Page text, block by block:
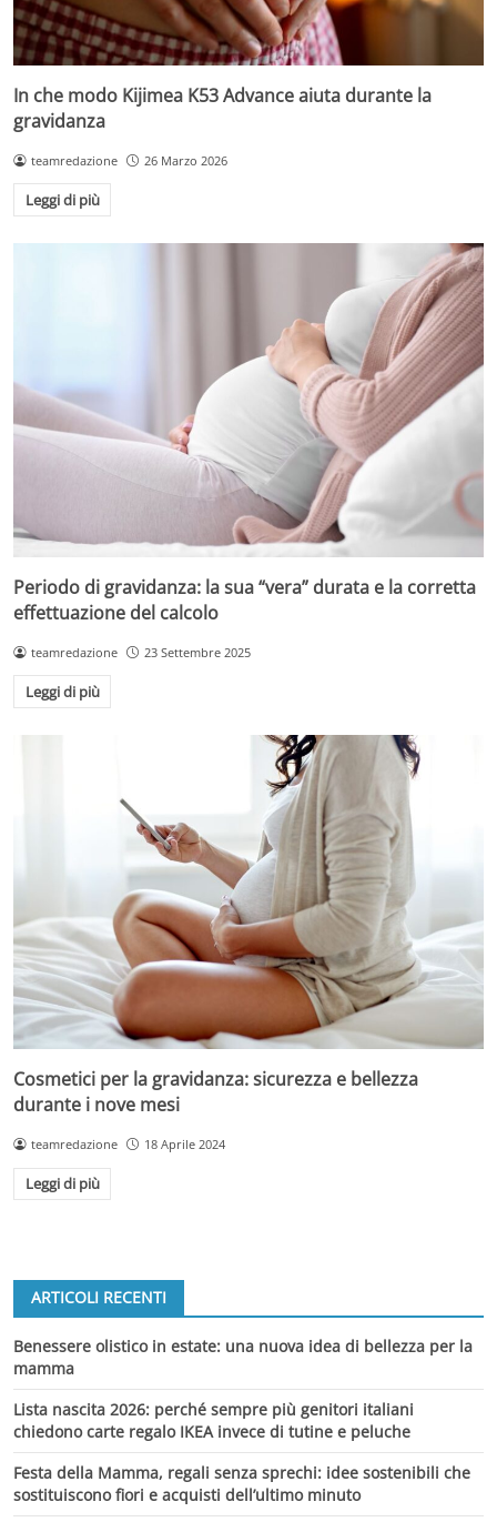
In che modo Kijimea K53 Advance aiuta durante la
gravidanza
teamredazione 26 Marzo 2026
Leggi di più
Periodo di gravidanza: la sua “vera” durata e la corretta
effettuazione del calcolo
teamredazione 23 Settembre 2025
Leggi di più
Cosmetici per la gravidanza: sicurezza e bellezza
durante i nove mesi
teamredazione 18 Aprile 2024
Leggi di più
ARTICOLI RECENTI
Benessere olistico in estate: una nuova idea di bellezza per la
mamma
Lista nascita 2026: perché sempre più genitori italiani
chiedono carte regalo IKEA invece di tutine e peluche
Festa della Mamma, regali senza sprechi: idee sostenibili che
sostituiscono fiori e acquisti dell’ultimo minuto